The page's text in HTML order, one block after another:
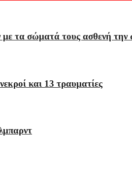
με τα σώματά τους ασθενή την
και 13 τραυματίες